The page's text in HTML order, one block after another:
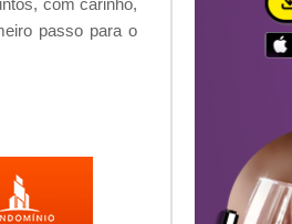
com carinho,
passo para o